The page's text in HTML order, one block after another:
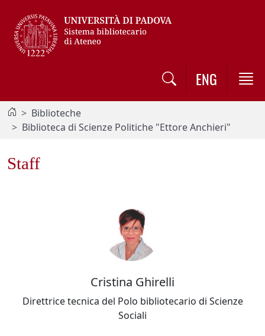
ENG
Biblioteche
Biblioteca di Scienze Politiche "Ettore Anchieri"
Staff
Cristina Ghirelli
Direttrice tecnica del Polo bibliotecario di Scienze
Sociali